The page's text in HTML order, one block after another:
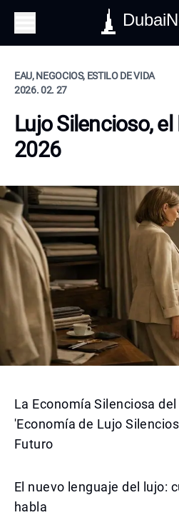
EAU, NEGOCIOS, ESTILO DE VIDA
2026. 02. 27
Lujo Silencioso,
2026
La Economía Silenciosa
'Economía de Lujo
Futuro
El nuevo lenguaje del lujo:
habla